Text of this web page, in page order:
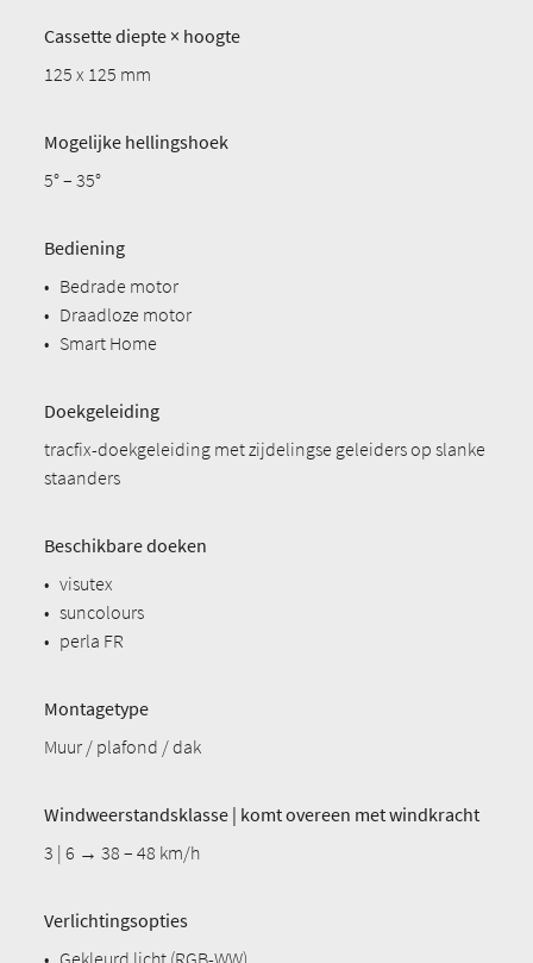
Cassette diepte × hoogte
125 x 125 mm
Mogelijke hellingshoek
5° – 35°
Bediening
• Bedrade motor
• Draadloze motor
• Smart Home
Doekgeleiding
tracfix-doekgeleiding met zijdelingse geleiders op slanke
staanders
Beschikbare doeken
• visutex
• suncolours
• perla FR
Montagetype
Muur / plafond / dak
Windweerstandsklasse | komt overeen met windkracht
3 | 6 → 38 – 48 km/h
Verlichtingsopties
• Gekleurd licht (RGB-WW)